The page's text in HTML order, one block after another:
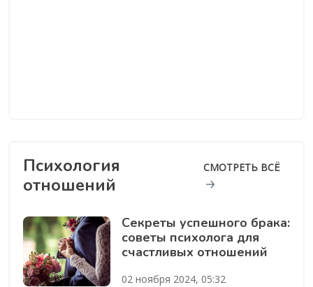
Психология
отношений
СМОТРЕТЬ ВСЁ
Секреты успешного брака:
советы психолога для
счастливых отношений
02 ноября 2024, 05:32